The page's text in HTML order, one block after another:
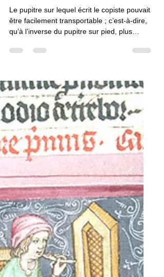
iconographie
Le Pupitre portatif
Le pupitre sur lequel écrit le copiste pouvait
massif et donc plus lourd, et qui était fixe,
solidaire du pied, le pupitre portatif pouvait
se poser sur les genoux ou bien sur tout
autre meuble, notamment une table et une
escabelle. Les images…